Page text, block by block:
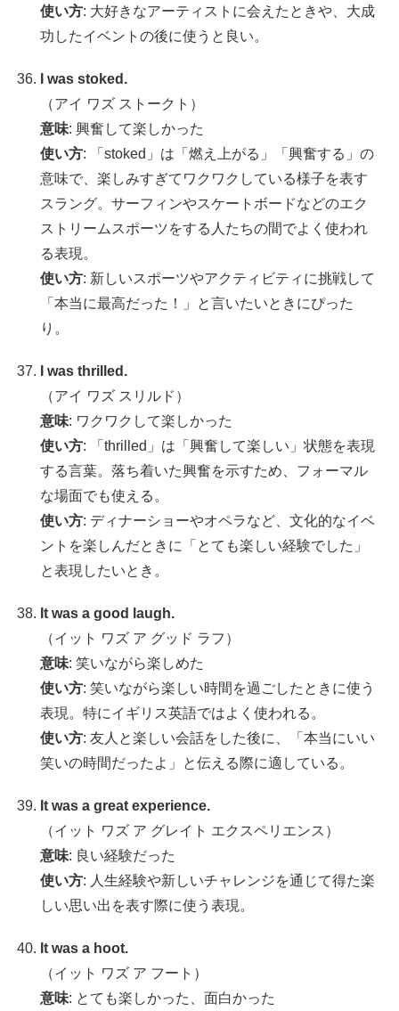
使い方: 大好きなアーティストに会えたときや、大成
功したイベントの後に使うと良い。
I was stoked.
（アイ ワズ ストークト）
意味: 興奮して楽しかった
使い方: 「stoked」は「燃え上がる」「興奮する」の
意味で、楽しみすぎてワクワクしている様子を表す
スラング。サーフィンやスケートボードなどのエク
ストリームスポーツをする人たちの間でよく使われ
る表現。
使い方: 新しいスポーツやアクティビティに挑戦して
「本当に最高だった！」と言いたいときにぴった
り。
I was thrilled.
（アイ ワズ スリルド）
意味: ワクワクして楽しかった
使い方: 「thrilled」は「興奮して楽しい」状態を表現
する言葉。落ち着いた興奮を示すため、フォーマル
な場面でも使える。
使い方: ディナーショーやオペラなど、文化的なイベ
ントを楽しんだときに「とても楽しい経験でした」
と表現したいとき。
It was a good laugh.
（イット ワズ ア グッド ラフ）
意味: 笑いながら楽しめた
使い方: 笑いながら楽しい時間を過ごしたときに使う
表現。特にイギリス英語ではよく使われる。
使い方: 友人と楽しい会話をした後に、「本当にいい
笑いの時間だったよ」と伝える際に適している。
It was a great experience.
（イット ワズ ア グレイト エクスペリエンス）
意味: 良い経験だった
使い方: 人生経験や新しいチャレンジを通じて得た楽
しい思い出を表す際に使う表現。
It was a hoot.
（イット ワズ ア フート）
意味: とても楽しかった、面白かった